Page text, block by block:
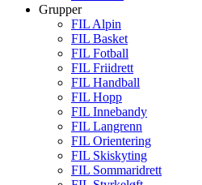
Grupper
FIL Alpin
FIL Basket
FIL Fotball
FIL Friidrett
FIL Handball
FIL Hopp
FIL Innebandy
FIL Langrenn
FIL Orientering
FIL Skiskyting
FIL Sommaridrett